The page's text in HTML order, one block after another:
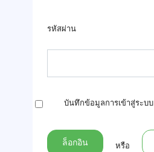
รหัสผ่าน
บันทึกข้อมูลการเข้าสู่ระบบ
ล็อกอิน หรือ